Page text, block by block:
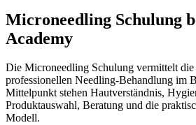
Microneedling Schulung
Academy
Die Microneedling Schulung vermittelt
professionellen Needling-Behandlung im
Mittelpunkt stehen Hautverständnis,
Produktauswahl, Beratung und die
Modell.